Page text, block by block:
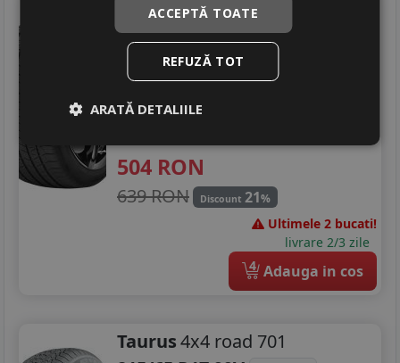
Kormoran Suv summer
215/65 R17 99V
SUV / 4x4
Aderenta D
504 RON
639 RON Discount 21%
Ultimele 2 bucati!
livrare 2/3 zile
4 Adauga in cos
Taurus4x4 road 701
ACCEPTĂ TOATE
REFUZĂ TOT
ARATĂ DETALIILE